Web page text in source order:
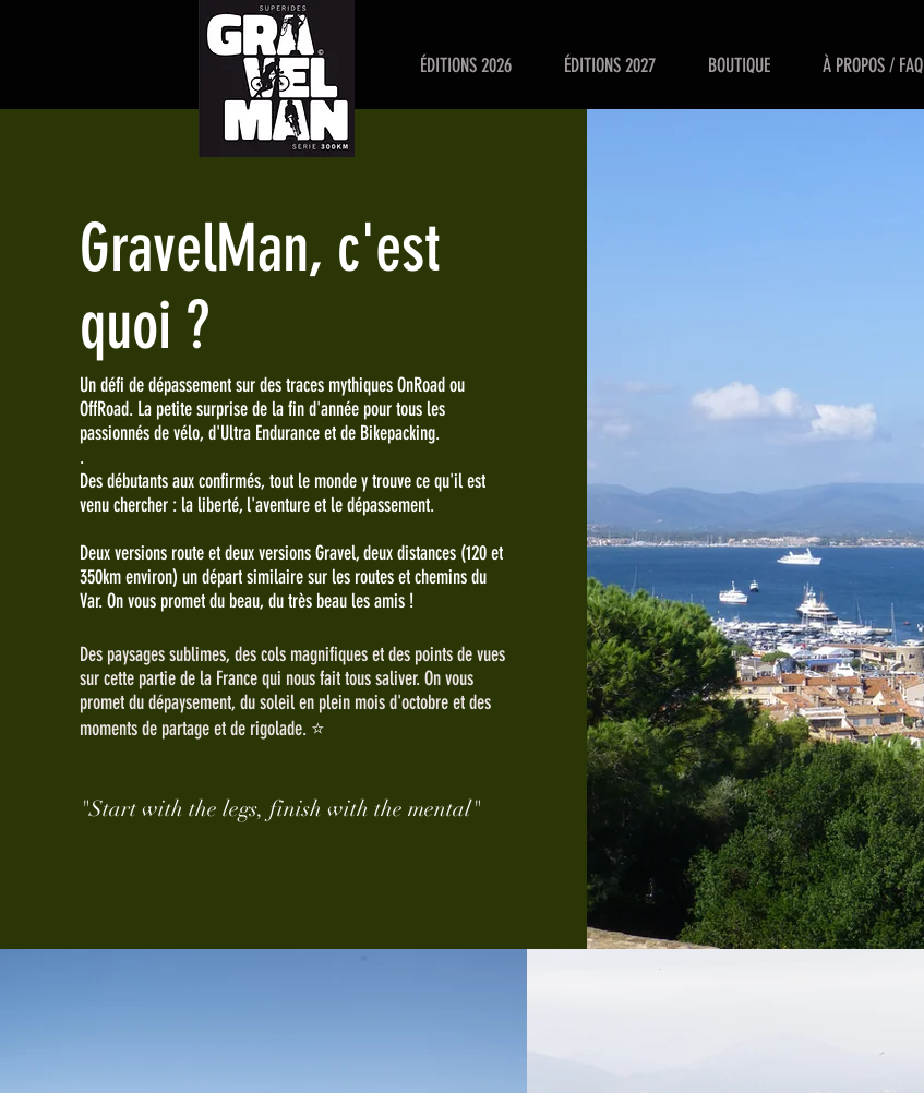
ÉDITIONS 2026 ÉDITIONS 2027 BOUTIQUE À PROPOS / FAQ
GravelMan, c'est
quoi ?
Un défi de dépassement sur des traces mythiques OnRoad ou
OffRoad. La petite surprise de la fin d'année pour tous les
passionnés de vélo, d'Ultra Endurance et de Bikepacking.
.
Des débutants aux confirmés, tout le monde y trouve ce qu'il est
venu chercher : la liberté, l'aventure et le dépassement.
Deux versions route et deux versions Gravel, deux distances (120 et
350km environ) un départ similaire sur les routes et chemins du
Var. On vous promet du beau, du très beau les amis !
Des paysages sublimes, des cols magnifiques et des points de vues
sur cette partie de la France qui nous fait tous saliver. On vous
promet du dépaysement, du soleil en plein mois d'octobre et des
moments de partage et de rigolade. ⭐️
"Start with the legs, finish with the mental"